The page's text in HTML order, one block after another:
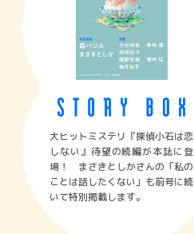
大ヒットミステリ『探偵小石は恋
しない』待望の続編が本誌に登
場！ まさきとしかさんの「私の
ことは話したくない」も前号に続
いて特別掲載します。